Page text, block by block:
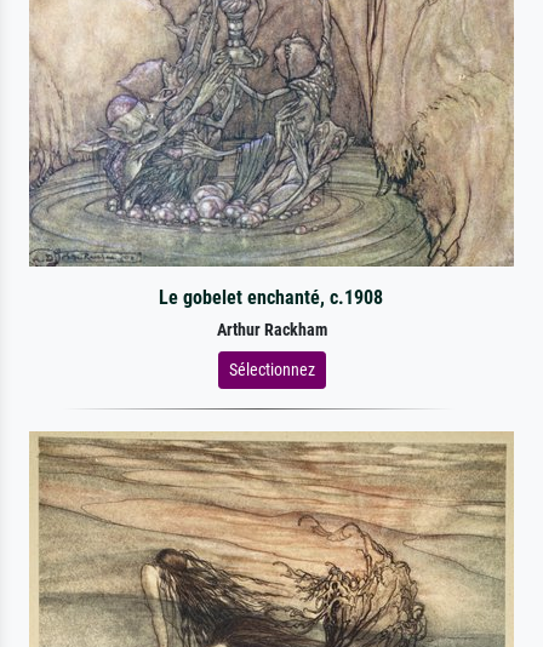
Le gobelet enchanté, c.1908
Arthur Rackham
Sélectionnez